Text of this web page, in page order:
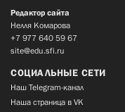
Редактор сайта
Нелля Комарова
+7 977 640 59 67
site@edu.sfi.ru
СОЦИАЛЬНЫЕ СЕТИ
Наш Telegram-канал
Наша страница в VK